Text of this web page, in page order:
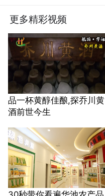
更多精彩视频
品一杯黄醇佳酿,探乔川黄
酒前世今生